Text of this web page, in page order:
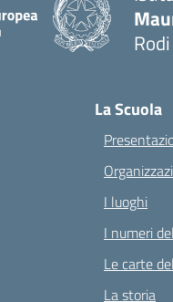
La Scuola
I luoghi
I numeri
Le carte
La storia